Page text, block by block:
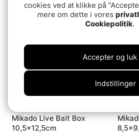
Mikado Live Bait Box
10,5x12,5cm
cookies ved at klikke på
mere om dette i vores
Cookiepolitik.
Indstillinger
Accepter og luk